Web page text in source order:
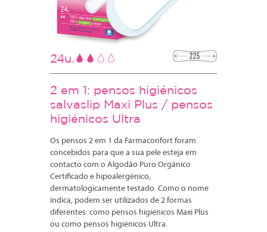
24u.
2 em 1: pensos higiénicos
salvaslip Maxi Plus / pensos
higiénicos Ultra
Os pensos 2 em 1 da Farmaconfort foram
concebidos para que a sua pele esteja em
contacto com o Algodão Puro Orgânico
Certificado e hipoalergénico,
dermatologicamente testado. Como o nome
indica, podem ser utilizados de 2 formas
diferentes: como pensos higiénicos Maxi Plus
ou como pensos higiénicos Ultra.